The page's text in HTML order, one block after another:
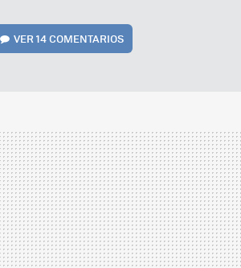
VER14 COMENTARIOS